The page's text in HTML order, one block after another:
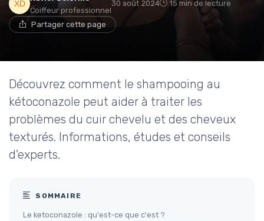
Coiffeur professionnel
30 août 2024 15 min de lecture
Partager cette page
Découvrez comment le shampooing au
kétoconazole peut aider à traiter les
problèmes du cuir chevelu et des cheveux
texturés. Informations, études et conseils
d'experts.
SOMMAIRE
Le ketoconazole : qu'est-ce que c'est ?